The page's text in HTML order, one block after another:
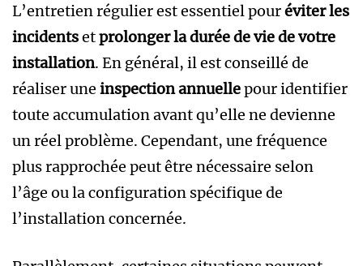
L’entretien régulier est essentiel pouréviter les
incidentsetprolonger la durée de vie de votre
installation. En général, il est conseillé de
réaliser une inspection annuellepour identifier
toute accumulation avant qu’elle ne devienne
un réel problème. Cependant, une fréquence
plus rapprochée peut être nécessaire selon
l’âge ou la configuration spécifique de
l’installation concernée.